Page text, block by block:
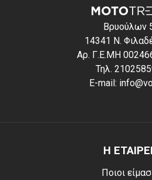
Βρυούλων
14341 Ν.
Αρ. Γ.Ε.ΜΗ
Τηλ.
E-mail:
Η
Ποιοι